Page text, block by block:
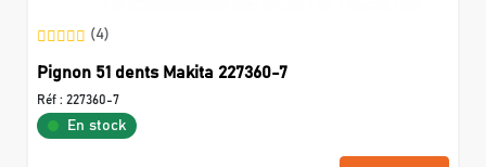
(4)
Pignon 51 dents Makita 227360-7
Réf : 227360-7
En stock